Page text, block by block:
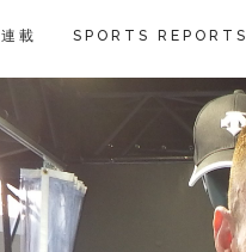
連載 SPORTS REPORTS